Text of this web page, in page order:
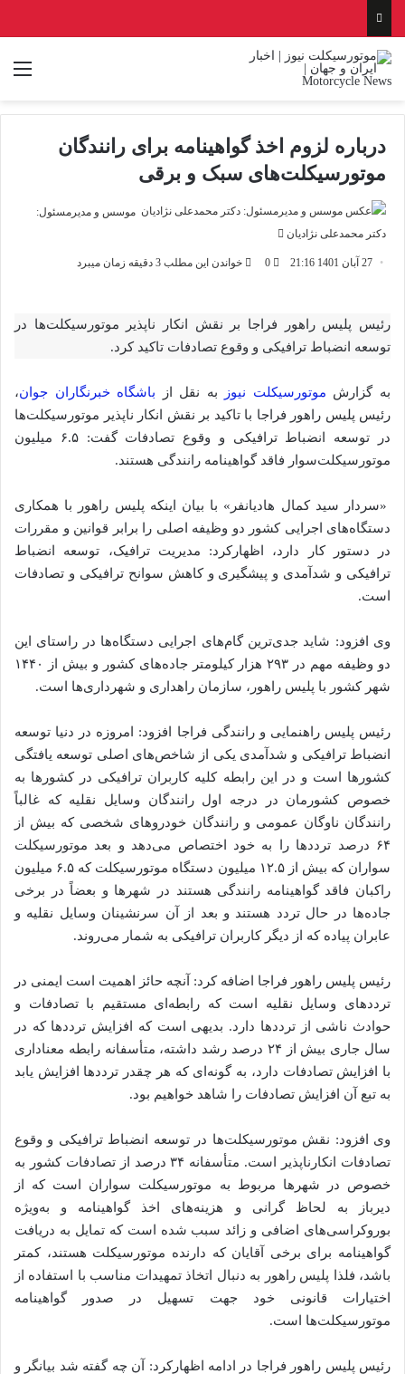
درباره لزوم اخذ گواهینامه برای رانندگان
موتورسیکلت‌های سبک و برقی
موسس و مدیرمسئول:
دکتر محمدعلی نژادیان
27 آبان 1401 21:16 0 خواندن این مطلب 3 دقیقه زمان میبرد
رئیس پلیس راهور فراجا بر نقش انکار ناپذیر موتورسیکلت‌ها در
توسعه انضباط ترافیکی و وقوع تصادفات تاکید کرد.
به گزارش موتورسیکلت نیوز به نقل از باشگاه خبرنگاران جوان،
رئیس پلیس راهور فراجا با تاکید بر نقش انکار ناپذیر موتورسیکلت‌ها
در توسعه انضباط ترافیکی و وقوع تصادفات گفت: ۶.۵ میلیون
موتورسیکلت‌سوار فاقد گواهینامه رانندگی هستند.
«سردار سید کمال هادیانفر» با بیان اینکه پلیس راهور با همکاری
دستگاه‌های اجرایی کشور دو وظیفه اصلی را برابر قوانین و مقررات
در دستور کار دارد، اظهارکرد: مدیریت ترافیک، توسعه انضباط
ترافیکی و شدآمدی و پیشگیری و کاهش سوانح ترافیکی و تصادفات
است.
وی افزود: شاید جدی‌ترین گام‌های اجرایی دستگاه‌ها در راستای این
دو وظیفه مهم در ۲۹۳ هزار کیلومتر جاده‌های کشور و بیش از ۱۴۴۰
شهر کشور با پلیس راهور، سازمان راهداری و شهرداری‌ها است.
رئیس پلیس راهنمایی و رانندگی فراجا افزود: امروزه در دنیا توسعه
انضباط ترافیکی و شدآمدی یکی از شاخص‌های اصلی توسعه یافتگی
کشور‌ها است و در این رابطه کلیه کاربران ترافیکی در کشور‌ها به
خصوص کشورمان در درجه اول رانندگان وسایل نقلیه که غالباً
رانندگان ناوگان عمومی و رانندگان خودرو‌های شخصی که بیش از
۶۴ درصد تردد‌ها را به خود اختصاص می‌دهد و بعد موتورسیکلت
سواران که بیش از ۱۲.۵ میلیون دستگاه موتورسیکلت که ۶.۵ میلیون
راکبان فاقد گواهینامه رانندگی هستند در شهر‌ها و بعضاً در برخی
جاده‌ها در حال تردد هستند و بعد از آن سرنشینان وسایل نقلیه و
عابران پیاده که از دیگر کاربران ترافیکی به شمار می‌روند.
رئیس پلیس راهور فراجا اضافه کرد: آنچه حائز اهمیت است ایمنی در
تردد‌های وسایل نقلیه است که رابطه‌ای مستقیم با تصادفات و
حوادث ناشی از تردد‌ها دارد. بدیهی است که افزایش تردد‌ها که در
سال جاری بیش از ۲۴ درصد رشد داشته، متأسفانه رابطه معناداری
با افزایش تصادفات دارد، به گونه‌ای که هر چقدر تردد‌ها افزایش یابد
به تبع آن افزایش تصادفات را شاهد خواهیم بود.
وی افزود: نقش موتورسیکلت‌ها در توسعه انضباط ترافیکی و وقوع
تصادفات انکارناپذیر است. متأسفانه ۳۴ درصد از تصادفات کشور به
خصوص در شهر‌ها مربوط به موتورسیکلت سواران است که از
دیرباز به لحاظ گرانی و هزینه‌های اخذ گواهینامه و به‌ویژه
بوروکراسی‌های اضافی و زائد سبب شده است که تمایل به دریافت
گواهینامه برای برخی آقایان که دارنده موتورسیکلت هستند، کمتر
باشد، فلذا پلیس راهور به دنبال اتخاذ تمهیدات مناسب با استفاده از
اختیارات قانونی خود جهت تسهیل در صدور گواهینامه
موتورسیکلت‌ها است.
رئیس پلیس راهور فراجا در ادامه اظهارکرد: آن چه گفته شد بیانگر و